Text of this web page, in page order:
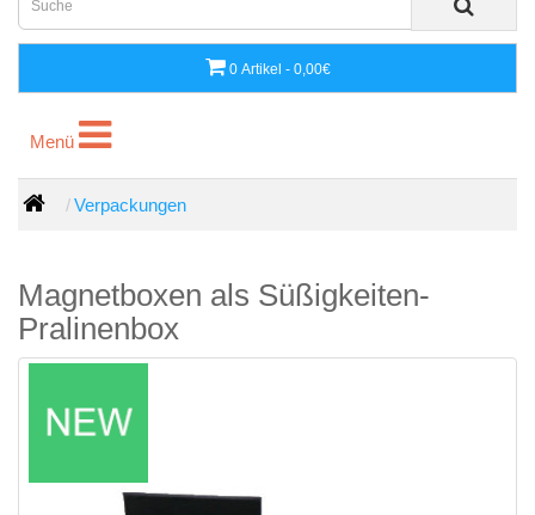
0 Artikel - 0,00€
Menü
Menü
Verpackungen
Magnetboxen als Süßigkeiten-
Pralinenbox